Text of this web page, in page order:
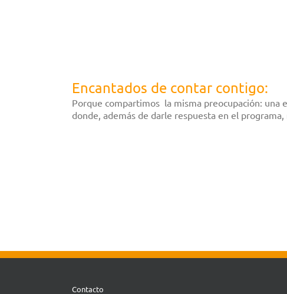
Encantados de contar contigo:
Porque compartimos la misma preocupación: una
donde, además de darle respuesta en el
Contacto